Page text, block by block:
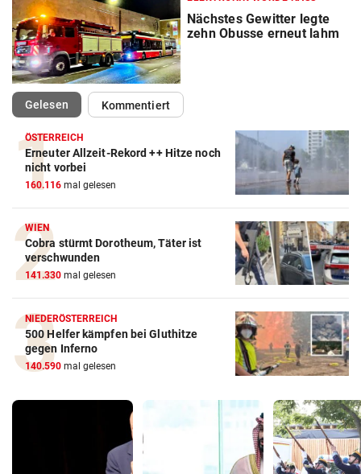
Nächstes Gewitter legte
zehn Obusse erneut lahm
Gelesen(ausgewählt)Kommentiert
ÖSTERREICH
Erneuter Allzeit-Rekord ++ Hitze noch
nicht vorbei
160.116 mal gelesen
WIEN
Cobra stürmt Dorotheum, Täter ist
verschwunden
141.330 mal gelesen
NIEDERÖSTERREICH
500 Helfer kämpfen bei Gluthitze
gegen Inferno
140.590 mal gelesen